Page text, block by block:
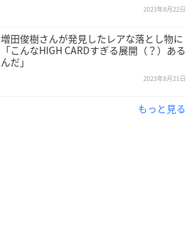
2023年8月22日
増田俊樹さんが発見したレアな落とし物に
「こんなHIGH CARDすぎる展開（？）ある
んだ」
2023年8月21日
もっと見る